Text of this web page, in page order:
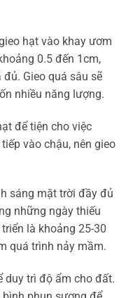
hạt vào khay ươm
0.5 đến 1cm,
Gieo quá sâu sẽ
nhiều năng lượng.
để tiện cho việc
vào chậu, nên gieo
sáng mặt trời đầy đủ
những ngày thiếu
là khoảng 25-30
quá trình nảy mầm.
duy trì độ ẩm cho đất.